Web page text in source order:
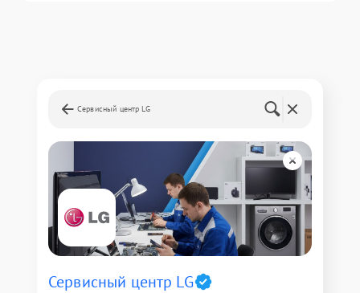
Сервисный центр LG
Сервисный центр LG